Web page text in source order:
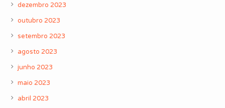
dezembro 2023
outubro 2023
setembro 2023
agosto 2023
junho 2023
maio 2023
abril 2023